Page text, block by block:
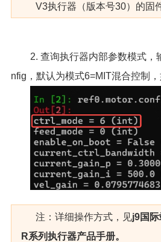
V3执行器（版本号30）的固
2. 查询执行器内部参数模式，
nfig，默认为模式6=MIT混合控制
注：详细操作方式，见j9国
R系列执行器产品手册。